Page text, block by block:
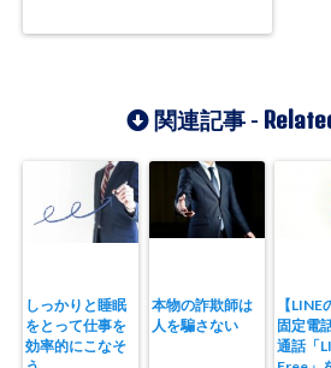
関連記事 -
しっかりと睡眠
をとって仕事を
効率的にこなそ
本物の詐欺師は
人を騙さない
【LINE
固定電
通話「